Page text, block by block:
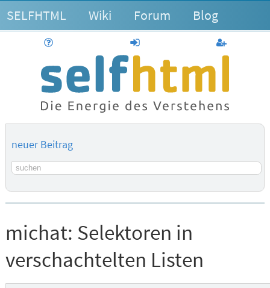
SELFHTML Wiki Forum Blog
anmelden
neuer Beitrag
Suchbegriff
michat: Selektoren in
verschachtelten Listen